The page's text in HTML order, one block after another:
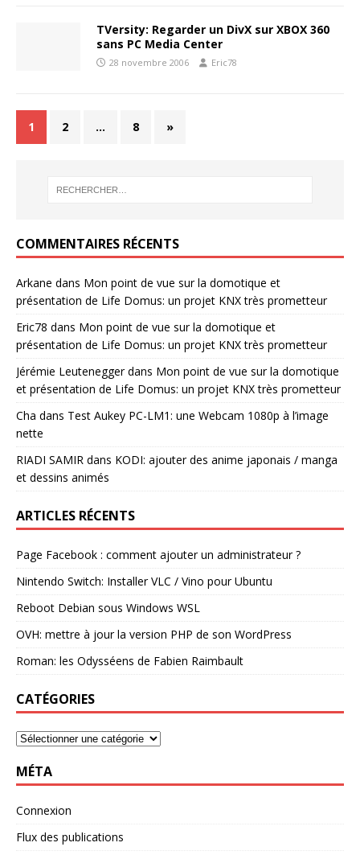
TVersity: Regarder un DivX sur XBOX 360
sans PC Media Center
28 novembre 2006 Eric78
1 2 … 8 »
COMMENTAIRES RÉCENTS
Arkane dans Mon point de vue sur la domotique et
présentation de Life Domus: un projet KNX très prometteur
Eric78 dans Mon point de vue sur la domotique et
présentation de Life Domus: un projet KNX très prometteur
Jérémie Leuteneggerdans Mon point de vue sur la domotique
et présentation de Life Domus: un projet KNX très prometteur
Cha dans Test Aukey PC-LM1: une Webcam 1080p à l’image
nette
RIADI SAMIR dans KODI: ajouter des anime japonais / manga
et dessins animés
ARTICLES RÉCENTS
Page Facebook : comment ajouter un administrateur ?
Nintendo Switch: Installer VLC / Vino pour Ubuntu
Reboot Debian sous Windows WSL
OVH: mettre à jour la version PHP de son WordPress
Roman: les Odysséens de Fabien Raimbault
CATÉGORIES
MÉTA
Connexion
Flux des publications